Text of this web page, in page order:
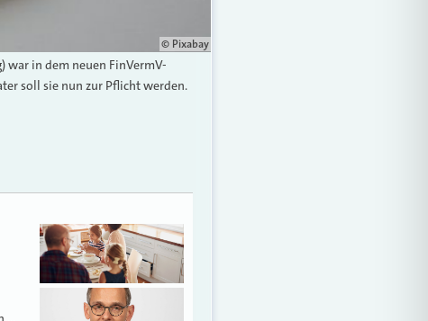
© Pixabay
war in dem neuen FinVermV-
soll sie nun zur Pflicht werden.